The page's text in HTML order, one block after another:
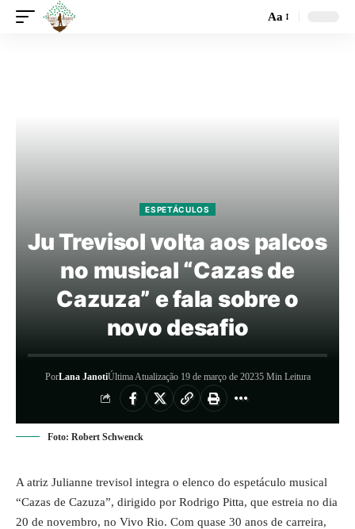
Aa
ESPETÁCULOS
Ju Trevisol volta aos palcos
no musical “Cazas de
Cazuza” e fala sobre o
novo desafio
PorLana JanotiÚltima Atualização 19 de março de 20235 Min Leitura
Foto: Robert Schwenck
A atriz Julianne trevisol integra o elenco do espetáculo musical
“Cazas de Cazuza”, dirigido por Rodrigo Pitta, que estreia no dia
20 de novembro, no Vivo Rio. Com quase 30 anos de carreira,